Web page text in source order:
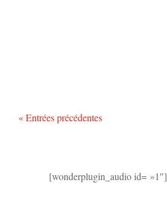
« Entrées précédentes
[wonderplugin_audio id= »1″]